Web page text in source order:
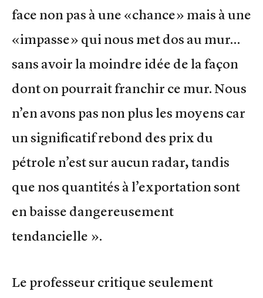
face non pas à une «chance» mais à une
«impasse» qui nous met dos au mur…
sans avoir la moindre idée de la façon
dont on pourrait franchir ce mur. Nous
n’en avons pas non plus les moyens car
un significatif rebond des prix du
pétrole n’est sur aucun radar, tandis
que nos quantités à l’exportation sont
en baisse dangereusement
tendancielle ».
Le professeur critique seulement